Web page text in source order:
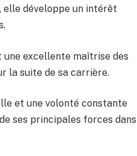
elle développe un intérêt
excellente maîtrise des
la suite de sa carrière.
et une volonté constante
ses principales forces dans